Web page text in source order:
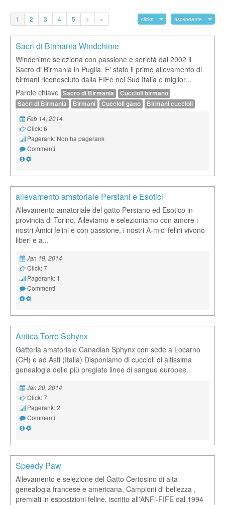
clicks ascendente
1 2 3 4 5 > »
Sacri di Birmania Windchime
Windchime seleziona con passione e serietà dal 2002 il
Sacro di Birmania in Puglia. E' stato il primo allevamento di
birmani riconosciuto dalla FIFe nel Sud Italia e miglior...
Parole chiave Sacro di Birmania
Cuccioli birmano
Sacri di Birmania
Birmani Cuccioli gatto Birmani cuccioli
Feb 14, 2014
Click: 6
Pagerank: Non ha pagerank
Commenti
allevamento amatoriale Persiani e Esotici
Allevamento amatoriale del gatto Persiano ed Esotico in
provincia di Torino, Alleviamo e selezioniamo con amore i
nostri Amici felini e con passione, i nostri A-mici felini vivono
liberi e a...
Jan 19, 2014
Click: 7
Pagerank: 1
Commenti
Antica Torre Sphynx
Gatteria amatoriale Canadian Sphynx con sede a Locarno
(CH) e ad Asti (Italia) Disponiamo di cuccioli di altissima
genealogia delle più pregiate linee di sangue europee.
Jan 20, 2014
Click: 7
Pagerank: 2
Commenti
Speedy Paw
Allevamento e selezione del Gatto Certosino di alta
genealogia francese e americana, Campioni di bellezza ,
premiati in esposizioni feline, iscritto all'ANFi-FIFE dal 1994